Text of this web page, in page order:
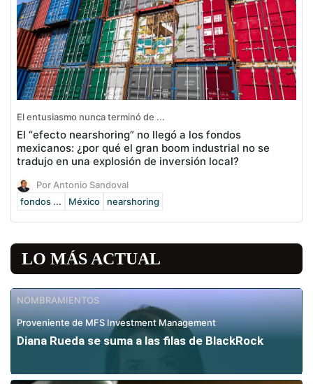
El entusiasmo nunca terminó de ...
El “efecto nearshoring” no llegó a los fondos
mexicanos: ¿por qué el gran boom industrial no se
tradujo en una explosión de inversión local?
Por Antonio Sandoval
fondos ...
México nearshoring
LO MÁS ACTUAL
NOMBRAMIENTOS
Proveniente de MFS Investment Management
Diana Rueda se suma a las filas de BlackRock